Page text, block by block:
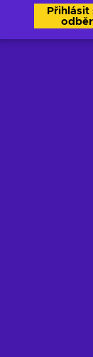
Přihlásit